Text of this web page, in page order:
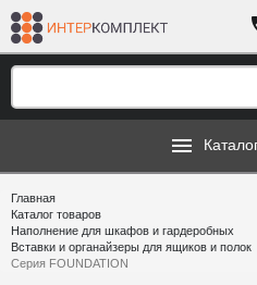
Главная
Каталог товаров
Наполнение для шкафов и гардеробных
Вставки и органайзеры для ящиков и полок
Серия FOUNDATION